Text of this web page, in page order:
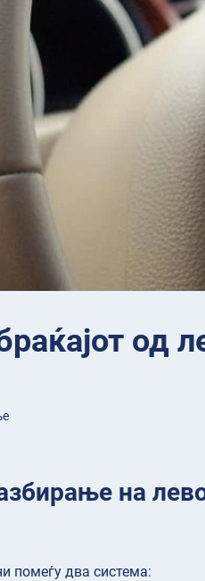
од
на
помеѓу два система: